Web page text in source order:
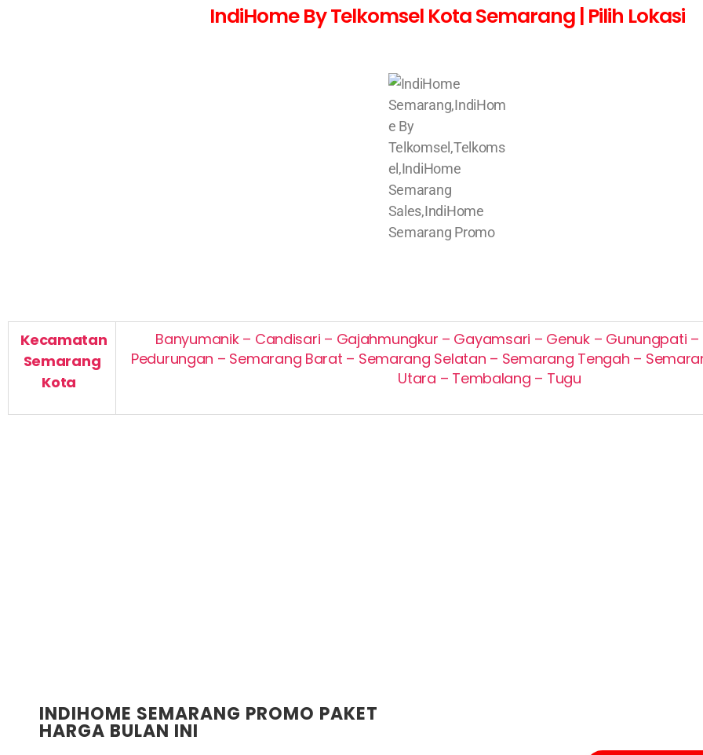
IndiHome By Telkomsel Kota Semarang | Pilih Lokasi
Kecamatan
Semarang
Kota
Banyumanik – Candisari – Gajahmungkur – Gayamsari – Genuk – Gunungpati –
Pedurungan – Semarang Barat – Semarang Selatan – Semarang Tengah –
Utara – Tembalang – Tugu
INDIHOME SEMARANG PROMO PAKET
HARGA BULAN INI